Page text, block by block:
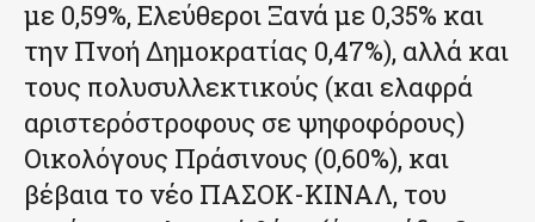
με 0,59%, Ελεύθεροι Ξανά με 0,35% και
την Πνοή Δημοκρατίας 0,47%), αλλά και
τους πολυσυλλεκτικούς (και ελαφρά
αριστερόστροφους σε ψηφοφόρους)
Οικολόγους Πράσινους (0,60%), και
βέβαια το νέο ΠΑΣΟΚ-ΚΙΝΑΛ, του